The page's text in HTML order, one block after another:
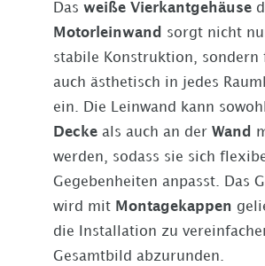
Das weiße Vierkantgehäuse
Motorleinwand
sorgt nicht
stabile Konstruktion, sondern
auch ästhetisch in jedes
ein. Die Leinwand kann
Decke als auch an der Wand
werden, sodass sie sich
Gegebenheiten anpasst. Das
wird mit Montagekappen
die Installation zu
Gesamtbild abzurunden.